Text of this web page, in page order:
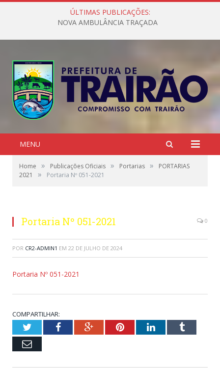
ÚLTIMAS PUBLICAÇÕES:
NOVA AMBULÂNCIA TRAÇADA
MENU
Home » Publicações Oficiais » Portarias »
PORTARIAS
2021
» Portaria Nº 051-2021
Portaria Nº 051-2021 0
POR CR2-ADMIN1 EM 22 DE JULHO DE 2024
Portaria Nº 051-2021
COMPARTILHAR:
TwitterFacebookGoogle+PinterestLinkedInTumblr
Email